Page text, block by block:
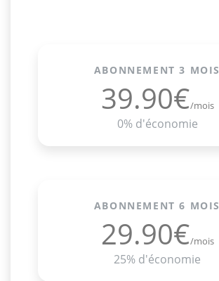
ABONNEMENT 3 MOIS
39.90€/mois
0% d'économie
ABONNEMENT 6 MOIS
29.90€/mois
25% d'économie